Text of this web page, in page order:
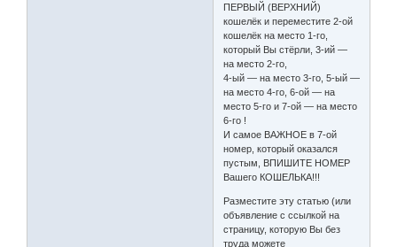
ПЕРВЫЙ (ВЕРХНИЙ)
кошелёк и переместите 2-ой
кошелёк на место 1-го,
который Вы стёрли, 3-ий —
на место 2-го,
4-ый — на место 3-го, 5-ый —
на место 4-го, 6-ой — на
место 5-го и 7-ой — на место
6-го !
И самое ВАЖНОЕ в 7-ой
номер, который оказался
пустым, ВПИШИТЕ НОМЕР
Вашего КОШЕЛЬКА!!!
Разместите эту статью (или
объявление с ссылкой на
страницу, которую Вы без
труда можете